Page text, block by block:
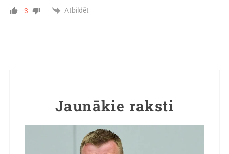
-3 Atbildēt
Jaunākie raksti